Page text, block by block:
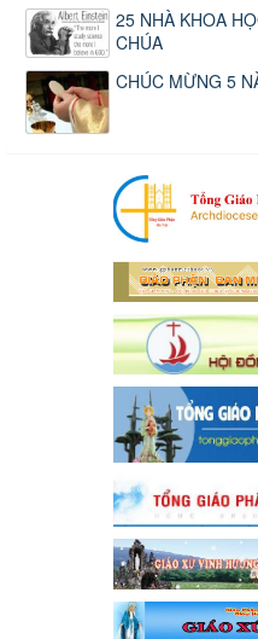
25 NHÀ KHOA
CHÚA
CHÚC MỪNG 5